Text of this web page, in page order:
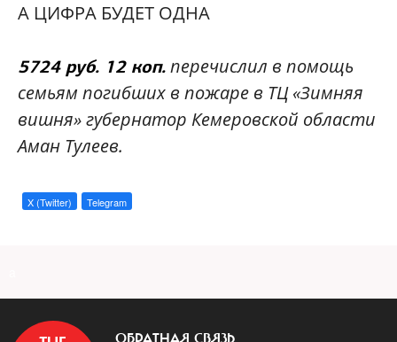
А ЦИФРА БУДЕТ ОДНА
5724 руб. 12 коп.перечислил в помощь
семьям погибших в пожаре в ТЦ «Зимняя
вишня» губернатор Кемеровской области
Аман Тулеев.
X (Twitter) Telegram